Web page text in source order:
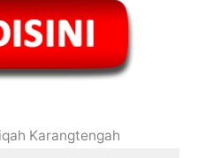
Karangtengah